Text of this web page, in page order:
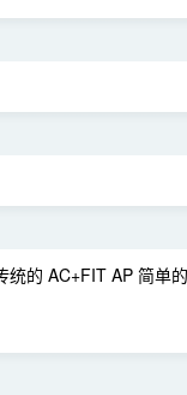
的 AC+FIT AP 简单